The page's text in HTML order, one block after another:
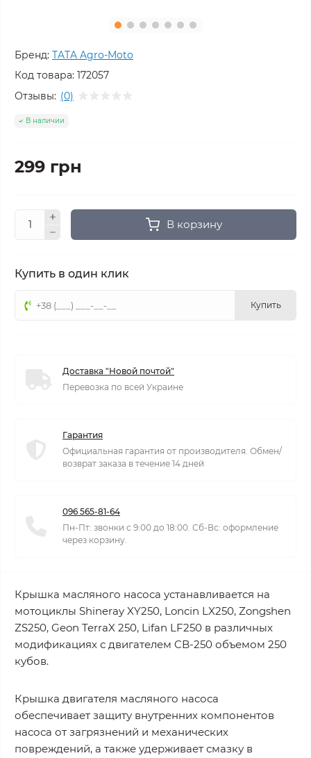
Бренд: TATA Agro-Moto
Код товара: 172057
Отзывы: (0)
В наличии
299 грн
В корзину
Купить в один клик
Купить
Доставка "Новой почтой"
Перевозка по всей Украине
Гарантия
Официальная гарантия от производителя. Обмен/
возврат заказа в течение 14 дней
096 565-81-64
Пн-Пт: звонки с 9:00 до 18:00. Сб-Вс: оформление
через корзину.
Крышка масляного насоса устанавливается на
мотоциклы Shineray XY250, Loncin LX250, Zongshen
ZS250, Geon TerraX 250, Lifan LF250 в различных
модификациях с двигателем CB-250 объемом 250
кубов.
Крышка двигателя масляного насоса
обеспечивает защиту внутренних компонентов
насоса от загрязнений и механических
повреждений, а также удерживает смазку в